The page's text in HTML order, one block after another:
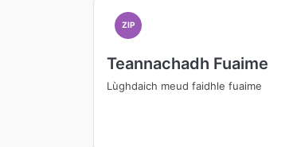
ZIP
Teannachadh Fuaime
Lùghdaich meud faidhle fuaime